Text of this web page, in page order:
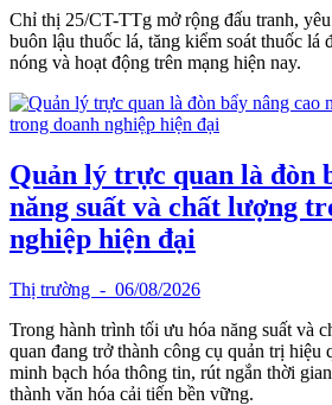
Chỉ thị 25/CT-TTg mở rộng đấu tranh,
buôn lậu thuốc lá, tăng kiểm soát thuốc lá
nóng và hoạt động trên mạng hiện nay.
Quản lý trực quan là đòn
năng suất và chất lượng
nghiệp hiện đại
Thị trường - 06/08/2026
Trong hành trình tối ưu hóa năng suất và
quan đang trở thành công cụ quản trị hiệu
minh bạch hóa thông tin, rút ngắn thời
thành văn hóa cải tiến bền vững.